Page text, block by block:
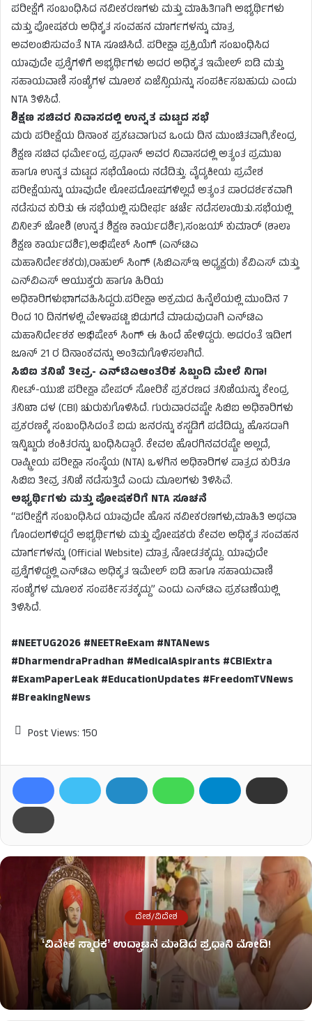
ಪರೀಕ್ಷೆಗೆ ಸಂಬಂಧಿಸಿದ ನವೀಕರಣಗಳು ಮತ್ತು ಮಾಹಿತಿಗಾಗಿ ಅಭ್ಯರ್ಥಿಗಳು
ಮತ್ತು ಪೋಷಕರು ಅಧಿಕೃತ ಸಂವಹನ ಮಾರ್ಗಗಳನ್ನು ಮಾತ್ರ
ಅವಲಂಬಿಸುವಂತೆ NTA ಸೂಚಿಸಿದೆ. ಪರೀಕ್ಷಾ ಪ್ರಕ್ರಿಯೆಗೆ ಸಂಬಂಧಿಸಿದ
ಯಾವುದೇ ಪ್ರಶ್ನೆಗಳಿಗೆ ಅಭ್ಯರ್ಥಿಗಳು ಅದರ ಅಧಿಕೃತ ಇಮೇಲ್ ಐಡಿ ಮತ್ತು
ಸಹಾಯವಾಣಿ ಸಂಖ್ಯೆಗಳ ಮೂಲಕ ಏಜೆನ್ಸಿಯನ್ನು ಸಂಪರ್ಕಿಸಬಹುದು ಎಂದು
NTA ತಿಳಿಸಿದೆ.
ಶಿಕ್ಷಣ ಸಚಿವರ ನಿವಾಸದಲ್ಲಿ ಉನ್ನತ ಮಟ್ಟದ ಸಭೆ
ಮರು ಪರೀಕ್ಷೆಯ ದಿನಾಂಕ ಪ್ರಕಟವಾಗುವ ಒಂದು ದಿನ ಮುಂಚಿತವಾಗಿ,ಕೇಂದ್ರ
ಶಿಕ್ಷಣ ಸಚಿವ ಧರ್ಮೇಂದ್ರ ಪ್ರಧಾನ್ ಅವರ ನಿವಾಸದಲ್ಲಿ ಅತ್ಯಂತ ಪ್ರಮುಖ
ಹಾಗೂ ಉನ್ನತ ಮಟ್ಟದ ಸಭೆಯೊಂದು ನಡೆದಿತ್ತು. ವೈದ್ಯಕೀಯ ಪ್ರವೇಶ
ಪರೀಕ್ಷೆಯನ್ನು ಯಾವುದೇ ಲೋಪದೋಷಗಳಿಲ್ಲದೆ ಅತ್ಯಂತ ಪಾರದರ್ಶಕವಾಗಿ
ನಡೆಸುವ ಕುರಿತು ಈ ಸಭೆಯಲ್ಲಿ ಸುದೀರ್ಘ ಚರ್ಚೆ ನಡೆಸಲಾಯಿತು.ಸಭೆಯಲ್ಲಿ
ವಿನೀತ್ ಜೋಶಿ (ಉನ್ನತ ಶಿಕ್ಷಣ ಕಾರ್ಯದರ್ಶಿ),ಸಂಜಯ್ ಕುಮಾರ್ (ಶಾಲಾ
ಶಿಕ್ಷಣ ಕಾರ್ಯದರ್ಶಿ),ಅಭಿಷೇಕ್ ಸಿಂಗ್ (ಎನ್‌ಟಿಎ
ಮಹಾನಿರ್ದೇಶಕರು),ರಾಹುಲ್ ಸಿಂಗ್ (ಸಿಬಿಎಸ್‌ಇ ಅಧ್ಯಕ್ಷರು) ಕೆವಿಎಸ್ ಮತ್ತು
ಎನ್‌ವಿಎಸ್ ಆಯುಕ್ತರು ಹಾಗೂ ಹಿರಿಯ
ಅಧಿಕಾರಿಗಳುಭಾಗವಹಿಸಿದ್ದರು.ಪರೀಕ್ಷಾ ಅಕ್ರಮದ ಹಿನ್ನೆಲೆಯಲ್ಲಿ ಮುಂದಿನ 7
ರಿಂದ 10 ದಿನಗಳಲ್ಲಿ ವೇಳಾಪಟ್ಟಿ ಬಿಡುಗಡೆ ಮಾಡುವುದಾಗಿ ಎನ್‌ಟಿಎ
ಮಹಾನಿರ್ದೇಶಕ ಅಭಿಷೇಕ್ ಸಿಂಗ್ ಈ ಹಿಂದೆ ಹೇಳಿದ್ದರು. ಅದರಂತೆ ಇದೀಗ
ಜೂನ್ 21 ರ ದಿನಾಂಕವನ್ನು ಅಂತಿಮಗೊಳಿಸಲಾಗಿದೆ.
ಸಿಬಿಐ ತನಿಖೆ ತೀವ್ರ- ಎನ್‌ಟಿಎಆಂತರಿಕ ಸಿಬ್ಬಂದಿ ಮೇಲೆ ನಿಗಾ!
ನೀಟ್-ಯುಜಿ ಪರೀಕ್ಷಾ ಪೇಪರ್ ಸೋರಿಕೆ ಪ್ರಕರಣದ ತನಿಖೆಯನ್ನು ಕೇಂದ್ರ
ತನಿಖಾ ದಳ (CBI) ಚುರುಕುಗೊಳಿಸಿದೆ. ಗುರುವಾರವಷ್ಟೇ ಸಿಬಿಐ ಅಧಿಕಾರಿಗಳು
ಪ್ರಕರಣಕ್ಕೆ ಸಂಬಂಧಿಸಿದಂತೆ ಐದು ಜನರನ್ನು ಕಸ್ಟಡಿಗೆ ಪಡೆದಿದ್ದು, ಹೊಸದಾಗಿ
ಇನ್ನಿಬ್ಬರು ಶಂಕಿತರನ್ನು ಬಂಧಿಸಿದ್ದಾರೆ. ಕೇವಲ ಹೊರಗಿನವರಷ್ಟೇ ಅಲ್ಲದೆ,
ರಾಷ್ಟ್ರೀಯ ಪರೀಕ್ಷಾ ಸಂಸ್ಥೆಯ (NTA) ಒಳಗಿನ ಅಧಿಕಾರಿಗಳ ಪಾತ್ರದ ಕುರಿತೂ
ಸಿಬಿಐ ತೀವ್ರ ತನಿಖೆ ನಡೆಸುತ್ತಿದೆ ಎಂದು ಮೂಲಗಳು ತಿಳಿಸಿವೆ.
ಅಭ್ಯರ್ಥಿಗಳು ಮತ್ತು ಪೋಷಕರಿಗೆ NTA ಸೂಚನೆ
“ಪರೀಕ್ಷೆಗೆ ಸಂಬಂಧಿಸಿದ ಯಾವುದೇ ಹೊಸ ನವೀಕರಣಗಳು,ಮಾಹಿತಿ ಅಥವಾ
ಗೊಂದಲಗಳಿದ್ದರೆ ಅಭ್ಯರ್ಥಿಗಳು ಮತ್ತು ಪೋಷಕರು ಕೇವಲ ಅಧಿಕೃತ ಸಂವಹನ
ಮಾರ್ಗಗಳನ್ನು (Official Website) ಮಾತ್ರ ನೋಡತಕ್ಕದ್ದು. ಯಾವುದೇ
ಪ್ರಶ್ನೆಗಳಿದ್ದಲ್ಲಿ ಎನ್‌ಟಿಎ ಅಧಿಕೃತ ಇಮೇಲ್ ಐಡಿ ಹಾಗೂ ಸಹಾಯವಾಣಿ
ಸಂಖ್ಯೆಗಳ ಮೂಲಕ ಸಂಪರ್ಕಿಸತಕ್ಕದ್ದು” ಎಂದು ಎನ್‌ಟಿಎ ಪ್ರಕಟಣೆಯಲ್ಲಿ
ತಿಳಿಸಿದೆ.
#NEETUG2026 #NEETReExam #NTANews
#DharmendraPradhan #MedicalAspirants #CBIExtra
#ExamPaperLeak #EducationUpdates #FreedomTVNews
#BreakingNews
Post Views: 150
ದೇಶ/ವಿದೇಶ
ʻವಿವೇಕ ಸ್ಮಾರಕʼ ಉದ್ಘಾಟನೆ ಮಾಡಿದ ಪ್ರಧಾನಿ ಮೋದಿ!